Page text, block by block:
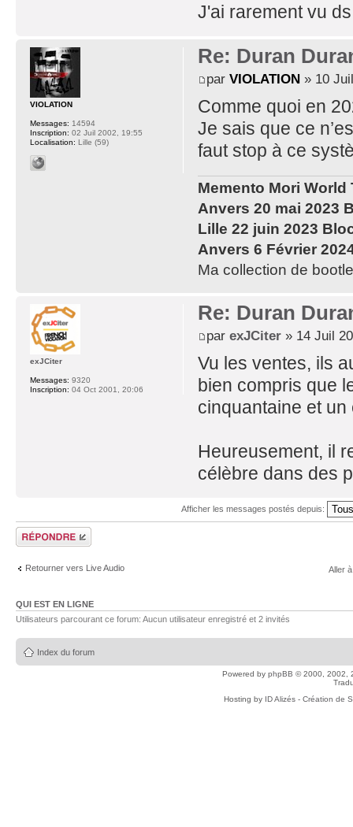
J'ai rarement vu
Re: Duran
par VIOLATION» 10
Comme quoi en
Je sais que ce
faut stop à ce
Memento Mori World
Anvers 20 mai 2023
Lille 22 juin 2023
Anvers 6 Février
Ma collection de
VIOLATION
Messages: 14594
Inscription: 02 Juil 2002, 19:55
Localisation: Lille (59)
Re: Duran
par exJCiter» 14 Juil
Vu les ventes, ils
bien compris que
cinquantaine et
Heureusement, il
célèbre dans des
exJCiter
Messages: 9320
Inscription: 04 Oct 2001, 20:06
Afficher les messages postés depuis:
Répondre
Retourner vers Live Audio Aller
QUI EST EN LIGNE
Utilisateurs parcourant ce forum: Aucun utilisateur enregistré et 2 invités
Index du forum
Powered by phpBB © 2000, 2002,
Hosting by ID Alizés - Création de